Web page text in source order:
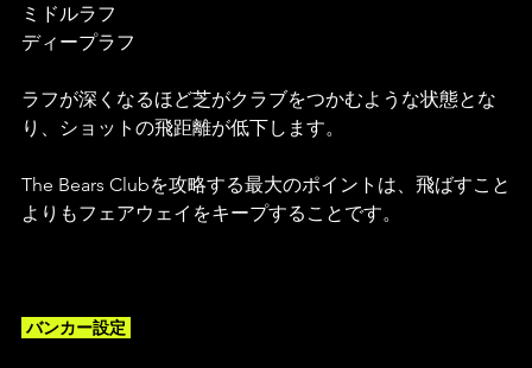
ミドルラフ
ディープラフ
ラフが深くなるほど芝がクラブをつかむような状態とな
り、ショットの飛距離が低下します。
The Bears Clubを攻略する最大のポイントは、飛ばすこと
よりもフェアウェイをキープすることです。
バンカー設定